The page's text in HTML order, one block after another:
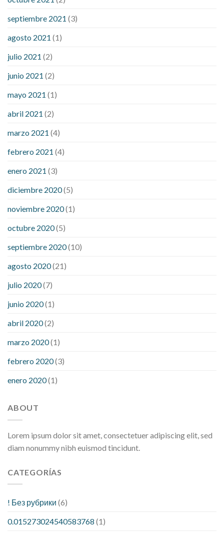
septiembre 2021 (3)
agosto 2021 (1)
julio 2021 (2)
junio 2021 (2)
mayo 2021 (1)
abril 2021 (2)
marzo 2021 (4)
febrero 2021 (4)
enero 2021 (3)
diciembre 2020(5)
noviembre 2020(1)
octubre 2020(5)
septiembre 2020(10)
agosto 2020(21)
julio 2020(7)
junio 2020(1)
abril 2020(2)
marzo 2020(1)
febrero 2020(3)
enero 2020(1)
ABOUT
Lorem ipsum dolor sit amet, consectetuer adipiscing elit, sed
diam nonummy nibh euismod tincidunt.
CATEGORÍAS
! Без рубрики (6)
0.015273024540583768 (1)